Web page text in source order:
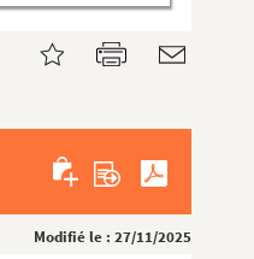
Modifié le : 27/11/2025